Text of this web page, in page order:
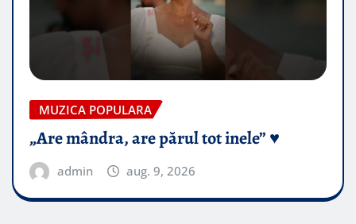
MUZICA POPULARA
„Are mândra, are părul tot inele” ♥️
admin aug. 9, 2026